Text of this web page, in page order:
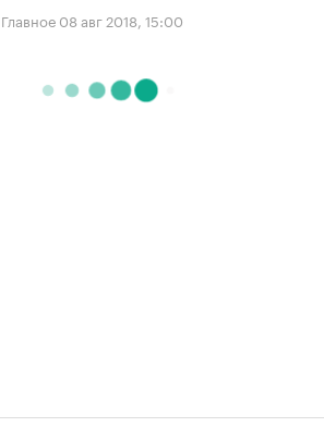
Главное 08 авг 2018, 15:00